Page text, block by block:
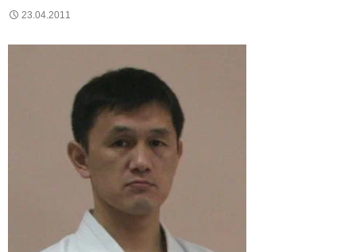
23.04.2011